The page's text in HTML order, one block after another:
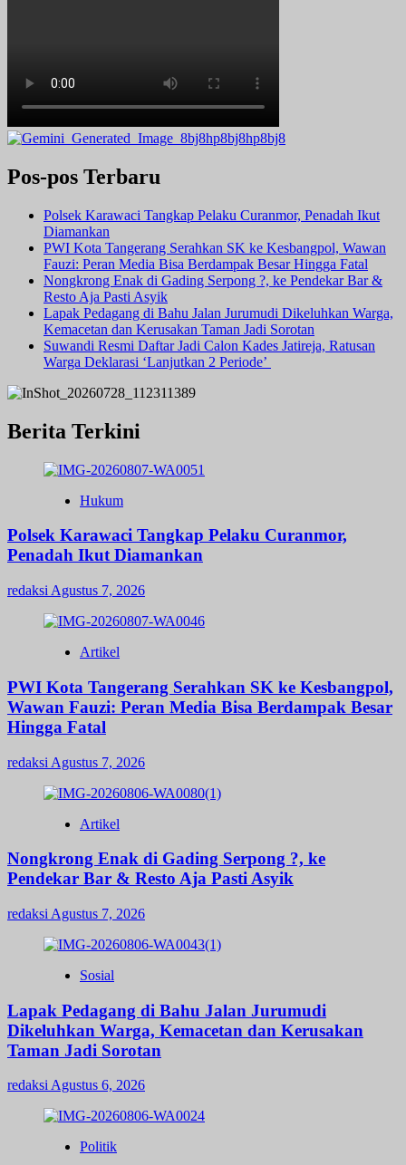
Pos-pos Terbaru
Polsek Karawaci Tangkap Pelaku Curanmor, Penadah Ikut
Diamankan
PWI Kota Tangerang Serahkan SK ke Kesbangpol, Wawan
Fauzi: Peran Media Bisa Berdampak Besar Hingga Fatal
Nongkrong Enak di Gading Serpong ?, ke Pendekar Bar &
Resto Aja Pasti Asyik
Lapak Pedagang di Bahu Jalan Jurumudi Dikeluhkan Warga,
Kemacetan dan Kerusakan Taman Jadi Sorotan
Suwandi Resmi Daftar Jadi Calon Kades Jatireja, Ratusan
Warga Deklarasi ‘Lanjutkan 2 Periode’
Berita Terkini
Hukum
Polsek Karawaci Tangkap Pelaku Curanmor,
Penadah Ikut Diamankan
redaksi Agustus 7, 2026
Artikel
PWI Kota Tangerang Serahkan SK ke Kesbangpol,
Wawan Fauzi: Peran Media Bisa Berdampak Besar
Hingga Fatal
redaksi Agustus 7, 2026
Artikel
Nongkrong Enak di Gading Serpong ?, ke
Pendekar Bar & Resto Aja Pasti Asyik
redaksi Agustus 7, 2026
Sosial
Lapak Pedagang di Bahu Jalan Jurumudi
Dikeluhkan Warga, Kemacetan dan Kerusakan
Taman Jadi Sorotan
redaksi Agustus 6, 2026
Politik